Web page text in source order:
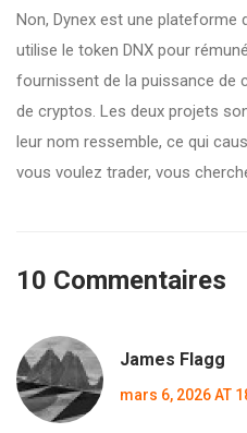
Non, Dynex est une plateforme
utilise le token DNX pour
fournissent de la puissance de
de cryptos. Les deux projets
leur nom ressemble, ce qui
vous voulez trader, vous
10 Commentaires
James Flagg
mars 6, 2026 AT